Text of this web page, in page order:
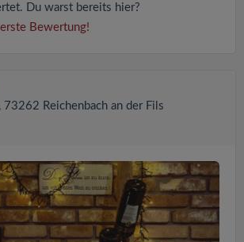
Du warst bereits hier?
Bewertung!
73262 Reichenbach an der Fils